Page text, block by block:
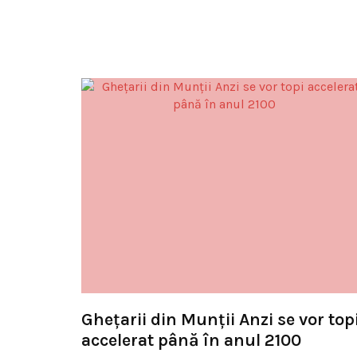
Ghețarii din Munții Anzi se vor
accelerat până în anul 2100